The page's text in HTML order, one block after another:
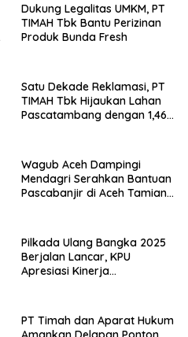
Dukung Legalitas UMKM, PT
TIMAH Tbk Bantu Perizinan
Produk Bunda Fresh
Satu Dekade Reklamasi, PT
TIMAH Tbk Hijaukan Lahan
Pascatambang dengan 1,46
Wagub Aceh Dampingi
Mendagri Serahkan Bantuan
Pascabanjir di Aceh Tamiang
Pilkada Ulang Bangka 2025
Berjalan Lancar, KPU
Apresiasi Kinerja
PT Timah dan Aparat Hukum